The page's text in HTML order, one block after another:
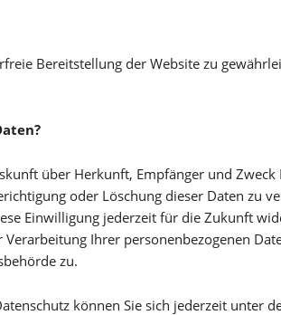
Bereitstellung der Website zu
über Herkunft, Empfänger und
oder Löschung dieser Daten zu
Einwilligung jederzeit für die Zukunft
Ihrer personenbezogenen
zu.
können Sie sich jederzeit unter